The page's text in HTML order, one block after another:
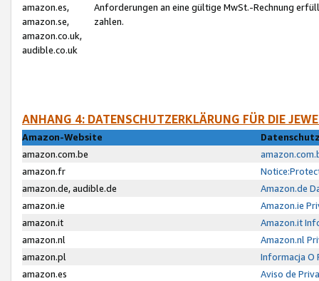
amazon.es,
amazon.se,
amazon.co.uk,
audible.co.uk
Anforderungen an eine gültige MwSt.-Rechnung
zahlen.
ANHANG 4: DATENSCHUTZERKLÄRUNG FÜR DIE
Amazon-Website
amazon.com.be
amazon.fr
amazon.de, audible.de
Amazon.de
amazon.ie
Amazon.ie
amazon.it
Amazon.it
amazon.nl
Amazon.nl
amazon.pl
Informacja O
amazon.es
Aviso de